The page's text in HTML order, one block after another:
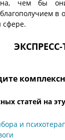
чем бы
в
сфере.
ЭКСПРЕСС-
статей на
и